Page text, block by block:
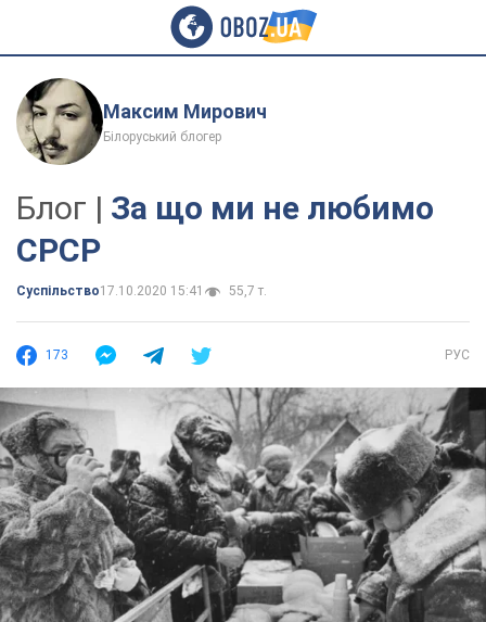
Максим Мирович
Білоруський блогер
Блог | За що ми не любимо
СРСР
Суспільство17.10.2020 15:41 55,7 т.
173 РУС